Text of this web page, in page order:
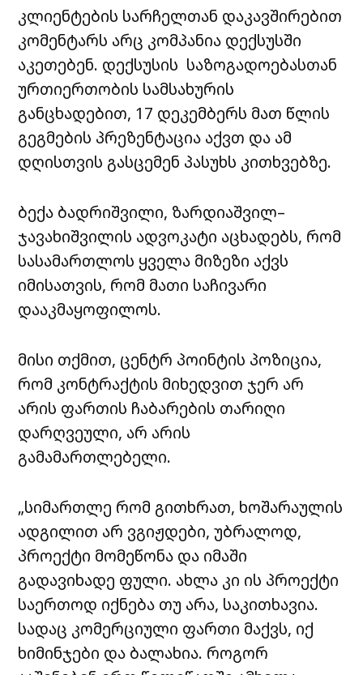
კლიენტების სარჩელთან დაკავშირებით
კომენტარს არც კომპანია დექსუსში
აკეთებენ. დექსუსის საზოგადოებასთან
ურთიერთობის სამსახურის
განცხადებით, 17 დეკემბერს მათ წლის
გეგმების პრეზენტაცია აქვთ და ამ
დღისთვის გასცემენ პასუხს კითხვებზე.
ბექა ბადრიშვილი, ზარდიაშვილ–
ჯავახიშვილის ადვოკატი აცხადებს, რომ
სასამართლოს ყველა მიზეზი აქვს
იმისათვის, რომ მათი საჩივარი
დააკმაყოფილოს.
მისი თქმით, ცენტრ პოინტის პოზიცია,
რომ კონტრაქტის მიხედვით ჯერ არ
არის ფართის ჩაბარების თარიღი
დარღვეული, არ არის
გამამართლებელი.
„სიმართლე რომ გითხრათ, ხოშარაულის
ადგილით არ ვგიჟდები, უბრალოდ,
პროექტი მომეწონა და იმაში
გადავიხადე ფული. ახლა კი ის პროექტი
საერთოდ იქნება თუ არა, საკითხავია.
სადაც კომერციული ფართი მაქვს, იქ
ხიმინჯები და ბალახია. როგორ